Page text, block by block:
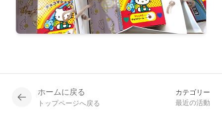
ホームに戻る
トップページへ戻る
カテゴリー
最近の活動